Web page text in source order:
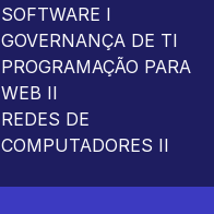
SOFTWARE I
GOVERNANÇA DE TI
PROGRAMAÇÃO PARA
WEB II
REDES DE
COMPUTADORES II